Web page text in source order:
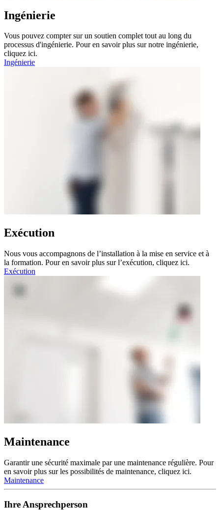
Ingénierie
Vous pouvez compter sur un soutien complet tout au long du
processus d'ingénierie. Pour en savoir plus sur notre ingénierie,
cliquez ici.
Ingénierie
Exécution
Nous vous accompagnons de l’installation à la mise en service et à
la formation. Pour en savoir plus sur l’exécution, cliquez ici.
Exécution
Maintenance
Garantir une sécurité maximale par une maintenance régulière. Pour
en savoir plus sur les possibilités de maintenance, cliquez ici.
Maintenance
Ihre Ansprechperson